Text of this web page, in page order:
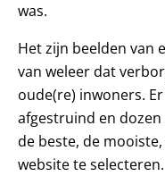
was.
Het zijn beelden van
van weleer dat
oude(re) inwoners.
afgestruind en
de beste, de
website te selecteren.